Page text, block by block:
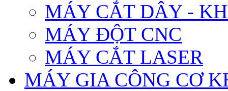
MÁY CẮT DÂY -
MÁY ĐỘT CNC
MÁY CẮT LASER
MÁY GIA CÔNG CƠ